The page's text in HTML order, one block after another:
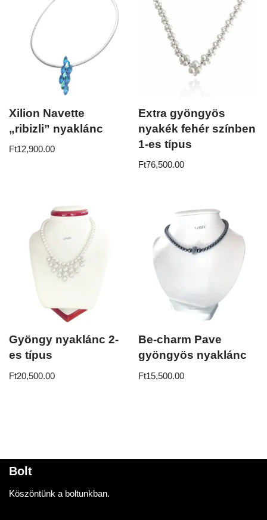
Xilion Navette
„ribizli” nyaklánc
Ft12,900.00
Extra gyöngyös
nyakék fehér színben
1-es típus
Ft76,500.00
Gyöngy nyaklánc 2-
es típus
Ft20,500.00
Be-charm Pave
gyöngyös nyaklánc
Ft15,500.00
Bolt
Köszöntünk a boltunkban.